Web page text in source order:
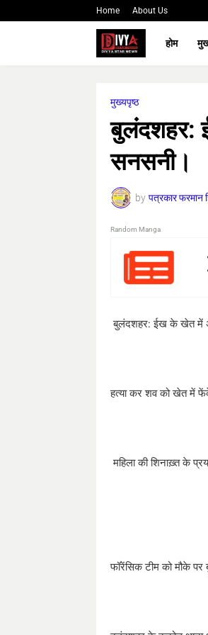
Home About Us
होम
मुख्यपृष्ठ
बुलंदशहर:
सनसनी।
by पत्रकार फरमान
Random Manga
बुलंदशहर: ईख के खेत में
हत्या कर शव को खेत में
महिला की शिनाख़्त के
फॉरेंसिक टीम को मौके पर